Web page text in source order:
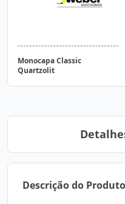
Monocapa Classic
Quartzolit
Descrição do Produto